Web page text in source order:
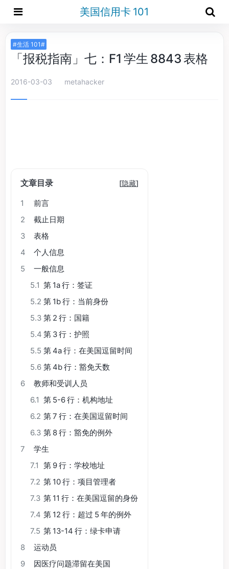
美国信用卡 101
#生活 101#
「报税指南」七：F1 学生 8843 表格
2016-03-03 metahacker
文章目录 [隐藏]
1
前言
2
截止日期
3
表格
4
个人信息
5
一般信息
5.1 第 1a 行：签证
5.2 第 1b 行：当前身份
5.3 第 2 行：国籍
5.4 第 3 行：护照
5.5 第 4a 行：在美国逗留时间
5.6 第 4b 行：豁免天数
6
教师和受训人员
6.1 第 5-6 行：机构地址
6.2 第 7 行：在美国逗留时间
6.3 第 8 行：豁免的例外
7
学生
7.1
第 9 行：学校地址
7.2 第 10 行：项目管理者
7.3 第 11 行：在美国逗留的身份
7.4 第 12 行：超过 5 年的例外
7.5 第 13-14 行：绿卡申请
8
运动员
9
因医疗问题滞留在美国